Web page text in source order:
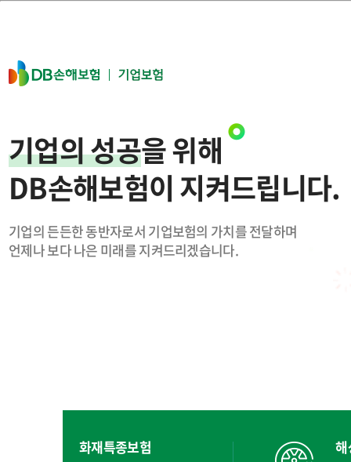
기업의 성공을 위해
DB손해보험이 지켜드립니다.
기업의 든든한 동반자로서 기업보험의 가치를 전달하며
언제나 보다 나은 미래를 지켜드리겠습니다.
화재특종보험